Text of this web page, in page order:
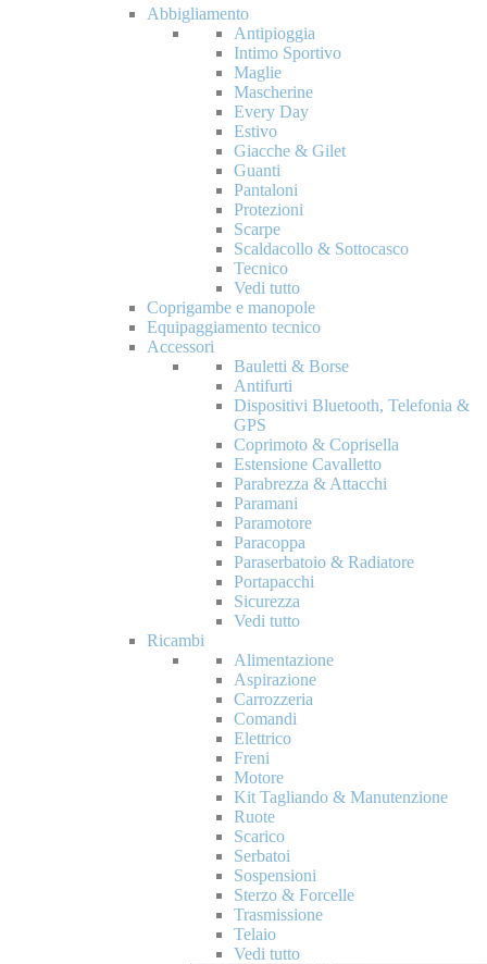
Abbigliamento
Antipioggia
Intimo Sportivo
Maglie
Mascherine
Every Day
Estivo
Giacche & Gilet
Guanti
Pantaloni
Protezioni
Scarpe
Scaldacollo & Sottocasco
Tecnico
Vedi tutto
Coprigambe e manopole
Equipaggiamento tecnico
Accessori
Bauletti & Borse
Antifurti
Dispositivi Bluetooth, Telefonia &
GPS
Coprimoto & Coprisella
Estensione Cavalletto
Parabrezza & Attacchi
Paramani
Paramotore
Paracoppa
Paraserbatoio & Radiatore
Portapacchi
Sicurezza
Vedi tutto
Ricambi
Alimentazione
Aspirazione
Carrozzeria
Comandi
Elettrico
Freni
Motore
Kit Tagliando & Manutenzione
Ruote
Scarico
Serbatoi
Sospensioni
Sterzo & Forcelle
Trasmissione
Telaio
Vedi tutto